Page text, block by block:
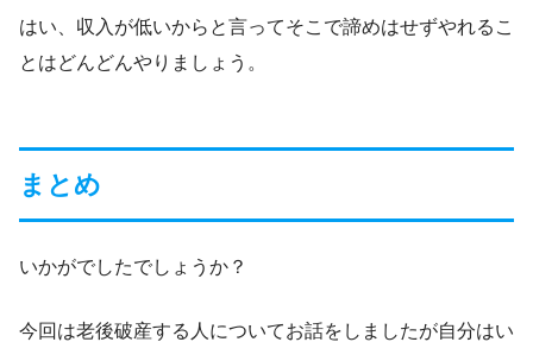
はい、収入が低いからと言ってそこで諦めはせずやれるこ
とはどんどんやりましょう。
まとめ
いかがでしたでしょうか？
今回は老後破産する人についてお話をしましたが自分はい